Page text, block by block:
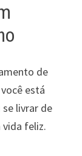
de
está
livrar de
vida feliz.